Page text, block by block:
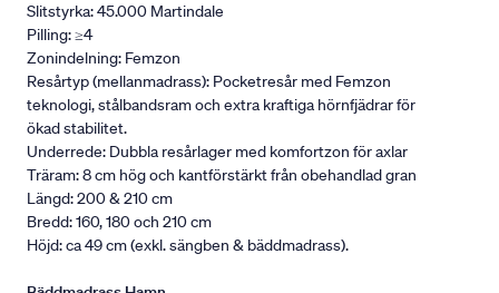
Slitstyrka: 45.000 Martindale
Pilling: ≥4
Zonindelning: Femzon
Resårtyp (mellanmadrass): Pocketresår med Femzon
teknologi, stålbandsram och extra kraftiga hörnfjädrar för
ökad stabilitet.
Underrede: Dubbla resårlager med komfortzon för axlar
Träram: 8 cm hög och kantförstärkt från obehandlad gran
Längd: 200 & 210 cm
Bredd: 160, 180 och 210 cm
Höjd: ca 49 cm (exkl. sängben & bäddmadrass).